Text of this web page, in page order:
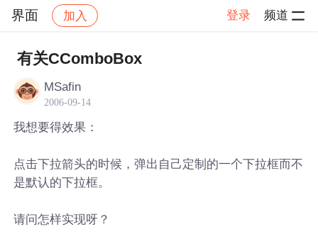
界面 加入 登录 频道
社区 界面
有关CComboBox
MSafin
2006-09-14
我想要得效果：
点击下拉箭头的时候，弹出自己定制的一个下拉框而不
是默认的下拉框。
请问怎样实现呀？